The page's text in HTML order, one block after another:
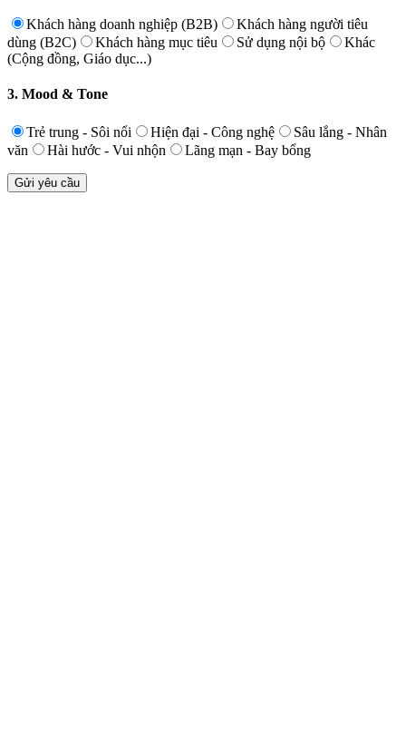
Khách hàng doanh nghiệp (B2B)
Khách hàng người tiêu
dùng (B2C)
Khách hàng mục tiêu Sử dụng nội bộ
Khác
(Cộng đồng, Giáo dục...)
3. Mood & Tone
Trẻ trung - Sôi nổi Hiện đại - Công nghệ
Sâu lắng - Nhân
văn
Hài hước - Vui nhộn Lãng mạn - Bay bổng